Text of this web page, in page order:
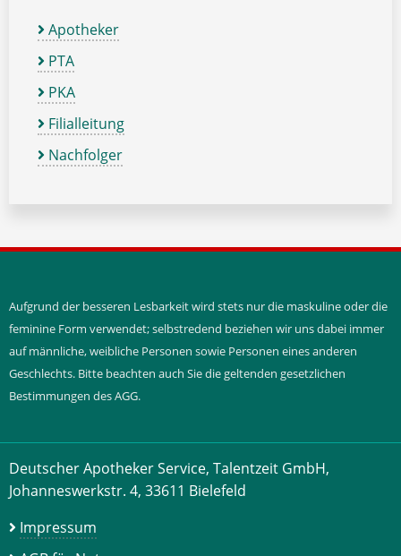
Apotheker
PTA
PKA
Filialleitung
Nachfolger
Aufgrund der besseren Lesbarkeit wird stets nur die maskuline oder die
feminine Form verwendet; selbstredend beziehen wir uns dabei immer
auf männliche, weibliche Personen sowie Personen eines anderen
Geschlechts. Bitte beachten auch Sie die geltenden gesetzlichen
Bestimmungen des AGG.
Deutscher Apotheker Service, Talentzeit GmbH,
Johanneswerkstr. 4, 33611 Bielefeld
Impressum